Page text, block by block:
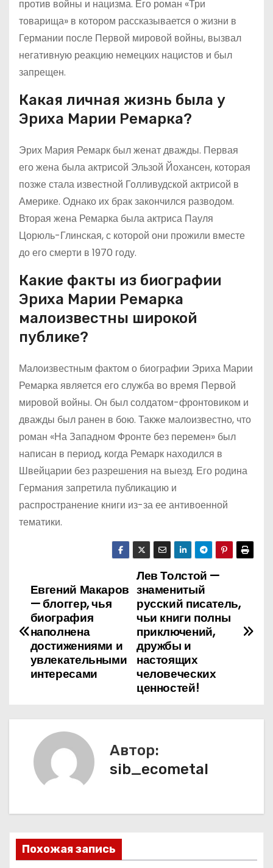
против войны и нацизма. Его роман «Три
товарища» в котором рассказывается о жизни в
Германии после Первой мировой войны, вызвал
негативную реакцию немецких нацистов и был
запрещен.
Какая личная жизнь была у
Эриха Марии Ремарка?
Эрих Мария Ремарк был женат дважды. Первая
его жена была актрисой Эльзой Йохансен, которая
позже стала известной Голливудской актрисой в
Америке. Однако их брак закончился разводом.
Вторая жена Ремарка была актриса Пауля
Цорюль-Глинская, с которой они прожили вместе
до его смерти в 1970 году.
Какие факты из биографии
Эриха Марии Ремарка
малоизвестны широкой
публике?
Малоизвестным фактом о биографии Эриха Марии
Ремарка является его служба во время Первой
мировой войны. Он был солдатом-фронтовиком и
дважды был ранен в бою. Также малоизвестно, что
роман «На Западном Фронте без перемен» был
написан в период, когда Ремарк находился в
Швейцарии без разрешения на выезд. Его родина
Германия запретила публикацию и
распространение книги из-за ее антивоенной
тематики.
Н
в
п
о
з
Лев Толстой —
знаменитый
русский писатель,
чьи книги полны
приключений,
дружбы и
настоящих
человеческих
ценностей!
Евгений Макаров
— блоггер, чья
биография
наполнена
достижениями и
увлекательными
интересами
Автор:
sib_ecometal
Похожая запись